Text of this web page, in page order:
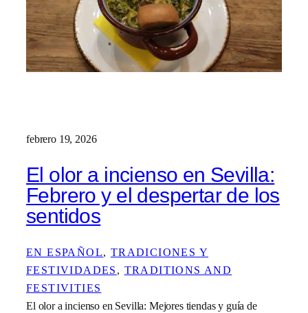
febrero 19, 2026
El olor a incienso en Sevilla:
Febrero y el despertar de los
sentidos
EN ESPAÑOL, TRADICIONES Y
FESTIVIDADES , TRADITIONS AND
FESTIVITIES
El olor a incienso en Sevilla: Mejores tiendas y guía de